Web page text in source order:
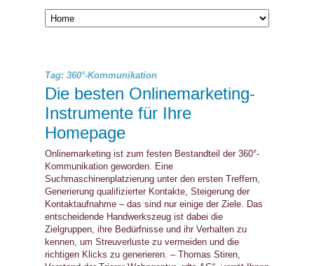
Tag: 360°-Kommunikation
Die besten Onlinemarketing-
Instrumente für Ihre
Homepage
Onlinemarketing ist zum festen Bestandteil der 360°-
Kommunikation geworden. Eine
Suchmaschinenplatzierung unter den ersten Treffern,
Generierung qualifizierter Kontakte, Steigerung der
Kontaktaufnahme – das sind nur einige der Ziele. Das
entscheidende Handwerkszeug ist dabei die
Zielgruppen, ihre Bedürfnisse und ihr Verhalten zu
kennen, um Streuverluste zu vermeiden und die
richtigen Klicks zu generieren. – Thomas Stiren,